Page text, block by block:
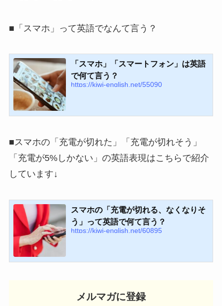
■「スマホ」って英語でなんて言う？
「スマホ」「スマートフォン」は英語
で何て言う？
https://kiwi-english.net/55090
■スマホの「充電が切れた」「充電が切れそう」
「充電が5%しかない」の英語表現はこちらで紹介
しています↓
スマホの「充電が切れる、なくなりそ
う」って英語で何て言う？
https://kiwi-english.net/60895
メルマガに登録